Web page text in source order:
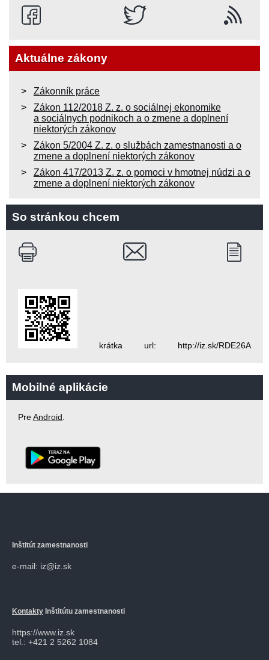
Aktuálne zákony
Zákonník práce
Zákon 112/2018 Z. z. o sociálnej ekonomike
a sociálnych podnikoch a o zmene a doplnení
niektorých zákonov
Zákon 5/2004 Z. z. o službách zamestnanosti a o
zmene a doplnení niektorých zákonov
Zákon 417/2013 Z. z. o pomoci v hmotnej núdzi a o
zmene a doplnení niektorých zákonov
So stránkou chcem
krátka url: http://iz.sk/RDE26A
Mobilné aplikácie
PreAndroid.
Inštitút zamestnanosti
e-mail: iz@iz.sk
Kontakty Inštitútu zamestnanosti
https://www.iz.sk
tel.: +421 2 5262 1084